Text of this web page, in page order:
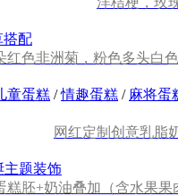
红色非洲菊，粉色多头白
童蛋糕 /情趣蛋糕 / 麻将蛋
网红定制创意乳脂
糕胚+奶油叠加（含水果